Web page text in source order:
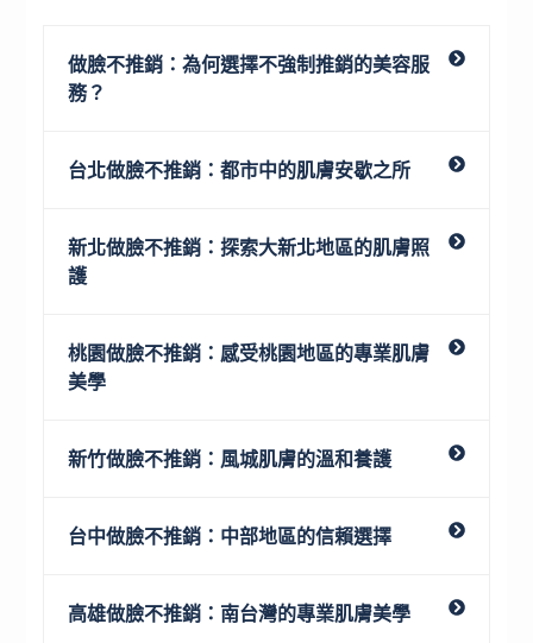
做臉不推銷：為何選擇不強制推銷的美容服
務？
台北做臉不推銷：都市中的肌膚安歇之所
新北做臉不推銷：探索大新北地區的肌膚照
護
桃園做臉不推銷： 感受桃園地區的專業肌膚
美學
新竹做臉不推銷： 風城肌膚的溫和養護
台中做臉不推銷： 中部地區的信賴選擇
高雄做臉不推銷： 南台灣的專業肌膚美學